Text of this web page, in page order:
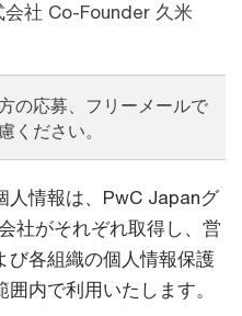
社 Co-Founder 久米
の応募、フリーメールで
ください。
人情報は、PwC Japanグ
社がそれぞれ取得し、営
び各組織の個人情報保護
内で利用いたします。